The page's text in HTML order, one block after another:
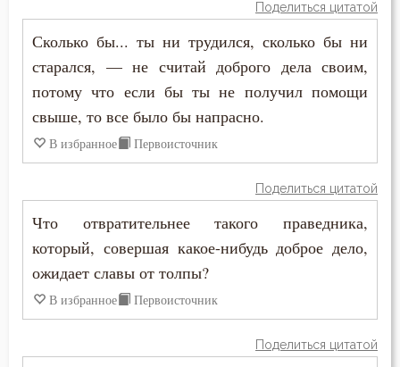
Богослужение
Болезнь
Борьба
Будущее
Вера
Ветхий Завет
Марк Подвижник
Никодим Святогорец
Никон Оптинский (Беляев)
Нил Сорский
Поделиться цитатой
Сколько бы... ты ни трудился, сколько бы ни
старался, — не считай доброго дела своим,
потому что если бы ты не получил помощи
свыше, то все было бы напрасно.
В избранное Первоисточник
Поделиться цитатой
Что отвратительнее такого праведника,
который, совершая какое-нибудь доброе дело,
ожидает славы от толпы?
В избранное Первоисточник
Поделиться цитатой